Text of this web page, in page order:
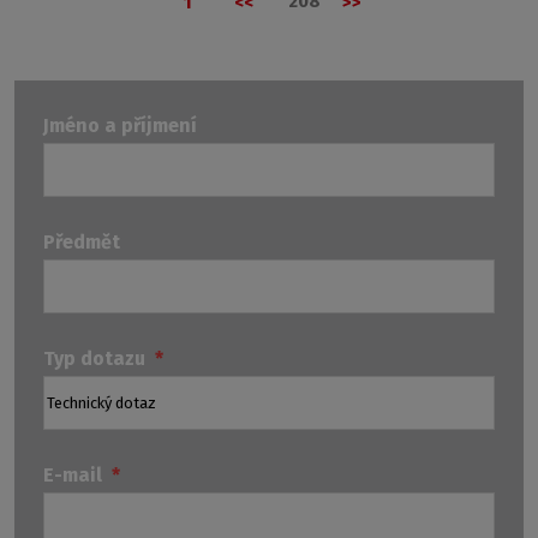
Jméno a příjmení
Předmět
Typ dotazu *
E-mail *